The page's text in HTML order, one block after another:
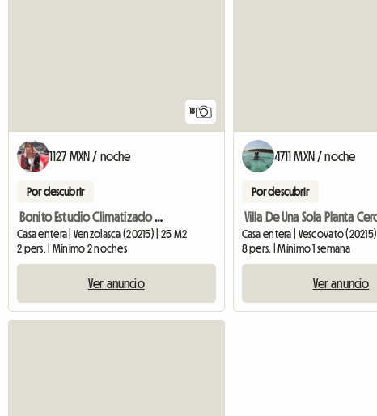
18
1127 MXN / noche
Por descubrir
Bonito Estudio Climatizado Con Piscina
Casa entera | Venzolasca (20215) | 25 M2
2 pers. | Mínimo 2 noches
Ver anuncio
4711 MXN / noche
Por descubrir
Casa entera | Vescovato (20215)
8 pers. | Mínimo 1 semana
Ver anuncio